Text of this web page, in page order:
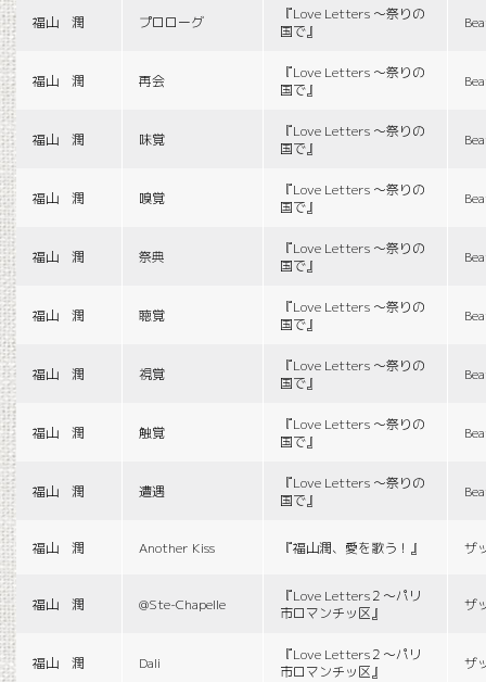
福山 潤 プロローグ
『Love Letters 〜祭りの
国で』
福山 潤 再会
『Love Letters 〜祭りの
国で』
福山 潤 味覚
『Love Letters 〜祭りの
国で』
福山 潤 嗅覚
『Love Letters 〜祭りの
国で』
福山 潤 祭典
『Love Letters 〜祭りの
国で』
福山 潤 聴覚
『Love Letters 〜祭りの
国で』
福山 潤 視覚
『Love Letters 〜祭りの
国で』
福山 潤 触覚
『Love Letters 〜祭りの
国で』
福山 潤 遭遇
『Love Letters 〜祭りの
国で』
福山 潤 Another Kiss 『福山潤、愛を歌う！』 ザ
福山 潤 @Ste-Chapelle
『Love Letters２〜パリ
市ロマンチッ区』
ザ
福山 潤 Dali
『Love Letters２〜パリ
市ロマンチッ区』
ザ